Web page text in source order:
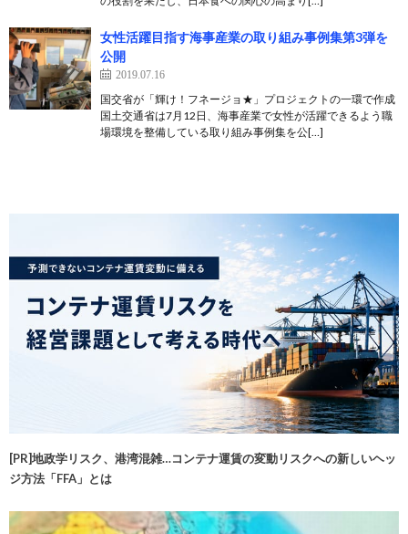
女性活躍目指す海事産業の取り組み事例集第3弾を
公開
2019.07.16
国交省が「輝け！フネージョ★」プロジェクトの一環で作成
国土交通省は7月12日、海事産業で女性が活躍できるよう職
場環境を整備している取り組み事例集を公[…]
[PR]地政学リスク、港湾混雑…コンテナ運賃の変動リスクへの新しいヘッ
ジ方法「FFA」とは